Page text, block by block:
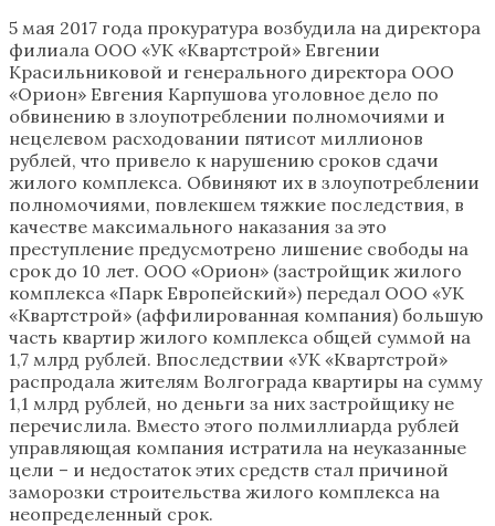
5 мая 2017 года прокуратура возбудила на директора
филиала ООО «УК «Квартстрой» Евгении
Красильниковой и генерального директора ООО
«Орион» Евгения Карпушова уголовное дело по
обвинению в злоупотреблении полномочиями и
нецелевом расходовании пятисот миллионов
рублей, что привело к нарушению сроков сдачи
жилого комплекса. Обвиняют их в злоупотреблении
полномочиями, повлекшем тяжкие последствия, в
качестве максимального наказания за это
преступление предусмотрено лишение свободы на
срок до 10 лет. ООО «Орион» (застройщик жилого
комплекса «Парк Европейский») передал ООО «УК
«Квартстрой» (аффилированная компания) большую
часть квартир жилого комплекса общей суммой на
1,7 млрд рублей. Впоследствии «УК «Квартстрой»
распродала жителям Волгограда квартиры на сумму
1,1 млрд рублей, но деньги за них застройщику не
перечислила. Вместо этого полмиллиарда рублей
управляющая компания истратила на неуказанные
цели – и недостаток этих средств стал причиной
заморозки строительства жилого комплекса на
неопределенный срок.